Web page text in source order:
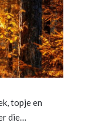
topje en
die…